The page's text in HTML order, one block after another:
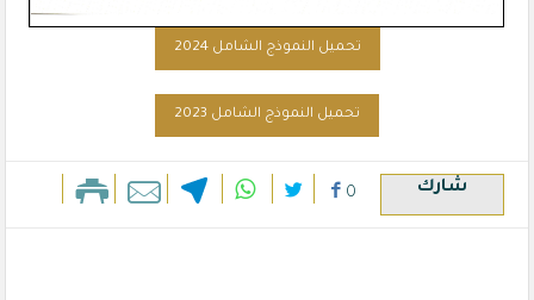
تحميل النموذج الشامل 2024
تحميل النموذج الشامل 2023
شارك 0